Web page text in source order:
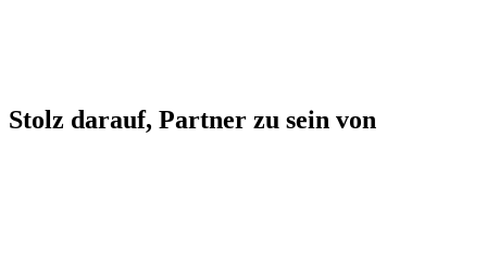
Stolz darauf, Partner zu sein von